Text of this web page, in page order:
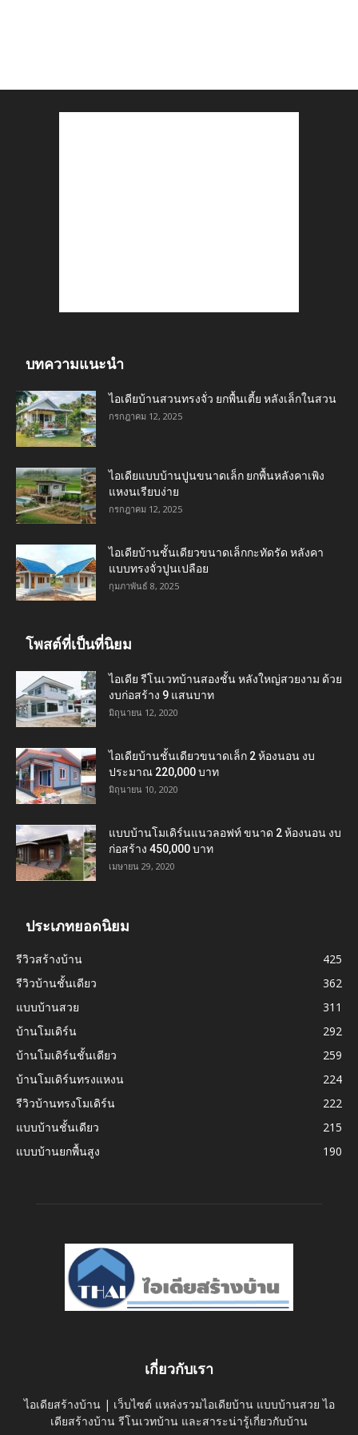
บทความแนะนำ
ไอเดียบ้านสวนทรงจั่ว ยกพื้นเตี้ย หลังเล็กในสวน
กรกฎาคม 12, 2025
ไอเดียแบบบ้านปูนขนาดเล็ก ยกพื้นหลังคาเพิง
แหงนเรียบง่าย
กรกฎาคม 12, 2025
ไอเดียบ้านชั้นเดียวขนาดเล็กกะทัดรัด หลังคา
แบบทรงจั่วปูนเปลือย
กุมภาพันธ์ 8, 2025
โพสต์ที่เป็นที่นิยม
ไอเดีย รีโนเวทบ้านสองชั้น หลังใหญ่สวยงาม ด้วย
งบก่อสร้าง 9 แสนบาท
มิถุนายน 12, 2020
ไอเดียบ้านชั้นเดียวขนาดเล็ก 2 ห้องนอน งบ
ประมาณ 220,000 บาท
มิถุนายน 10, 2020
แบบบ้านโมเดิร์นแนวลอฟท์ ขนาด 2 ห้องนอน งบ
ก่อสร้าง 450,000 บาท
เมษายน 29, 2020
ประเภทยอดนิยม
รีวิวสร้างบ้าน
425
รีวิวบ้านชั้นเดียว
362
แบบบ้านสวย
311
บ้านโมเดิร์น
292
บ้านโมเดิร์นชั้นเดียว
259
บ้านโมเดิร์นทรงแหงน
224
รีวิวบ้านทรงโมเดิร์น
222
แบบบ้านชั้นเดียว
215
แบบบ้านยกพื้นสูง
190
เกี่ยวกับเรา
ไอเดียสร้างบ้าน | เว็บไซต์ แหล่งรวมไอเดียบ้าน แบบบ้านสวย ไอ
เดียสร้างบ้าน รีโนเวทบ้าน และสาระน่ารู้เกี่ยวกับบ้าน